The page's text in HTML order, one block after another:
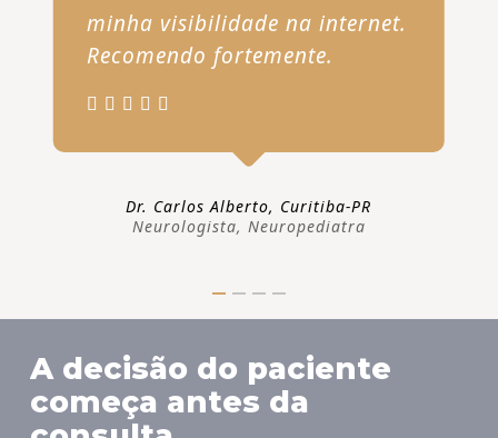
minha visibilidade na internet.
Recomendo fortemente.
Dr. Carlos Alberto, Curitiba-PR
Neurologista, Neuropediatra
A decisão do paciente
começa antes da